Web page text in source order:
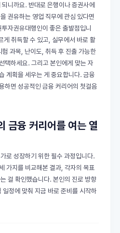
니까요. 반대로 은행이나 증권사에
권유하는 영업 직무에 관심 있다면
자권유대행인이 좋은 출발점입니
게 취득할 수 있고, 실무에서 바로 활
과목, 난이도, 취득 후 진출 가능한
택하세요. 그리고 본인에게 맞는 자
계획을 세우는 게 중요합니다. 금융
하면 성공적인 금융 커리어의 첫걸음
금융 커리어를 여는 열
로 성장하기 위한 필수 과정입니다.
가지를 비교해본 결과, 각자의 목표
걸 확인했습니다. 본인의 진로 방향
정에 맞춰 지금 바로 준비를 시작하